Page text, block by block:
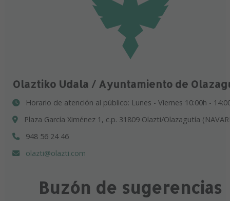
Olaztiko Udala / Ayuntamiento de
Horario de atención al público: Lunes - Viernes 10:00h -
Plaza García Ximénez 1, c.p. 31809 Olazti/Olazagutía
948 56 24 46
olazti@olazti.com
Buzón de sugerencias